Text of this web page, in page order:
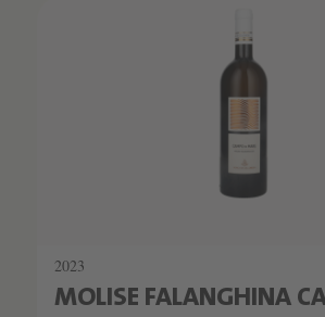
2023
MOLISE FALANGHINA